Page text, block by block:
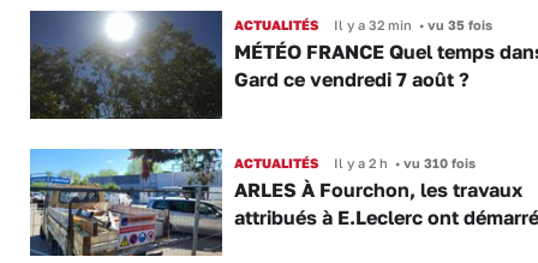
ACTUALITÉS Il y a 32 min •vu 35 fois
MÉTÉO FRANCE Quel temps
Gard ce vendredi 7 août ?
ACTUALITÉS Il y a 2 h •vu 310 fois
ARLES À Fourchon, les travaux
attribués à E.Leclerc ont démarré